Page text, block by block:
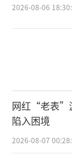
2026-08-06
网红“老表”
陷入困境
2026-08-07